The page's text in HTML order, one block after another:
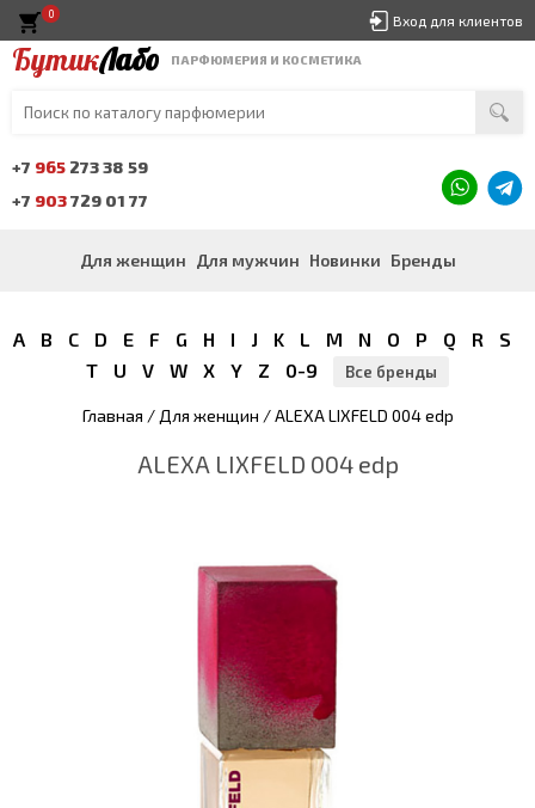
Вход для клиентов
БутикЛабо ПАРФЮМЕРИЯ И КОСМЕТИКА
+7 965 273 38 59
+7 903729 01 77
Для женщин Для мужчин Новинки Бренды
0
A B C D E F G H I J K L M N O P Q R
S
T
U V W X Y Z 0-9 Все бренды
Главная / Для женщин / ALEXA LIXFELD 004 edp
ALEXA LIXFELD 004 edp